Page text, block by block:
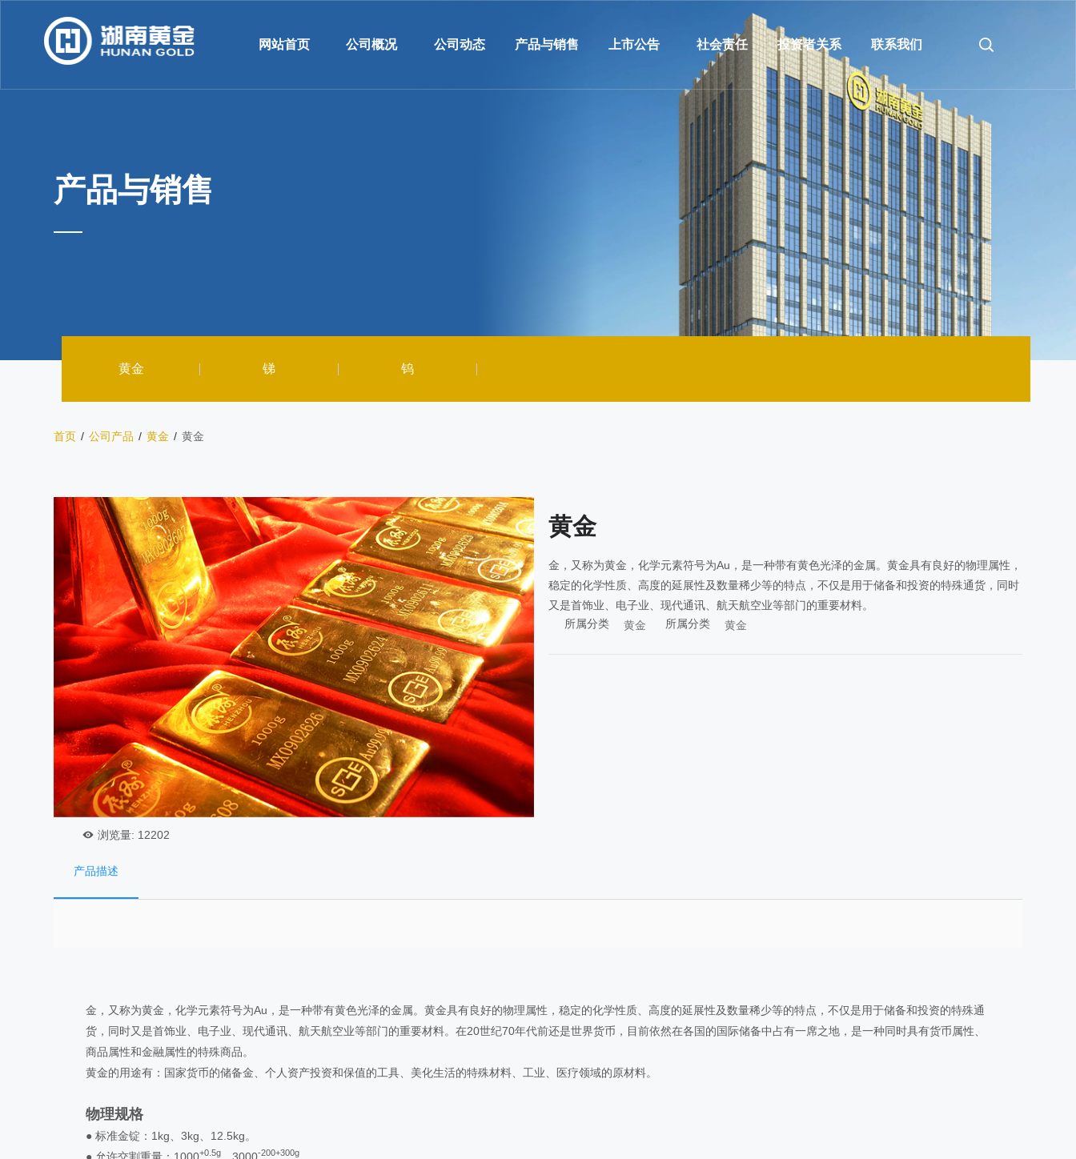
网站首页 公司概况 公司动态 产品与销售 上市公告 社会责任 投资者关系 联系我们
产品与销售
黄金 锑 钨
首页 / 公司产品 / 黄金 / 黄金
浏览量: 12202
黄金
金，又称为黄金，化学元素符号为Au，是一种带有黄色光泽的金属。黄金具有良好的物理属性，
稳定的化学性质、高度的延展性及数量稀少等的特点，不仅是用于储备和投资的特殊通货，同时
又是首饰业、电子业、现代通讯、航天航空业等部门的重要材料。
所属分类
黄金 所属分类 黄金
产品描述
金，又称为黄金，化学元素符号为Au，是一种带有黄色光泽的金属。黄金具有良好的物理属性，稳定的化学性质、高度的延展性及数量稀少等的特点，不仅是用于储备和投资的特殊通
货，同时又是首饰业、电子业、现代通讯、航天航空业等部门的重要材料。在20世纪70年代前还是世界货币，目前依然在各国的国际储备中占有一席之地，是一种同时具有货币属性、
商品属性和金融属性的特殊商品。
黄金的用途有：国家货币的储备金、个人资产投资和保值的工具、美化生活的特殊材料、工业、医疗领域的原材料。
物理规格
● 标准金锭：1kg、3kg、12.5kg。
● 允许交割重量：1000+0.5g 、3000-200+300g。